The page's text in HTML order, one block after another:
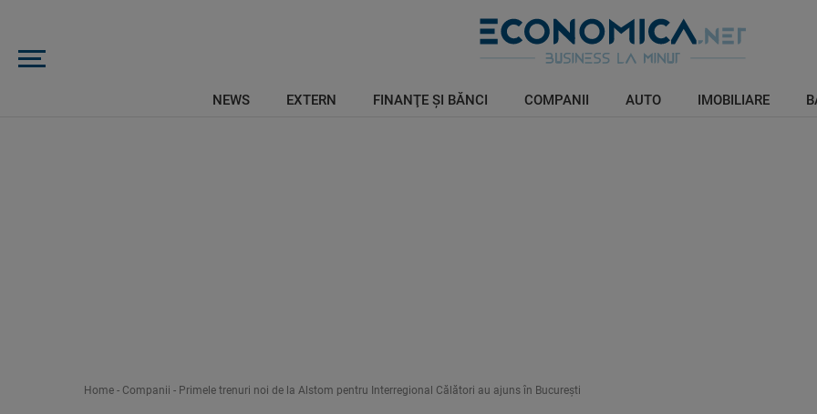
NEWS EXTERN FINANŢE ŞI BĂNCI COMPANII AUTO IMOBILIARE
Home - Companii - Primele trenuri noi de la Alstom pentru Interregional Călători au ajuns în București